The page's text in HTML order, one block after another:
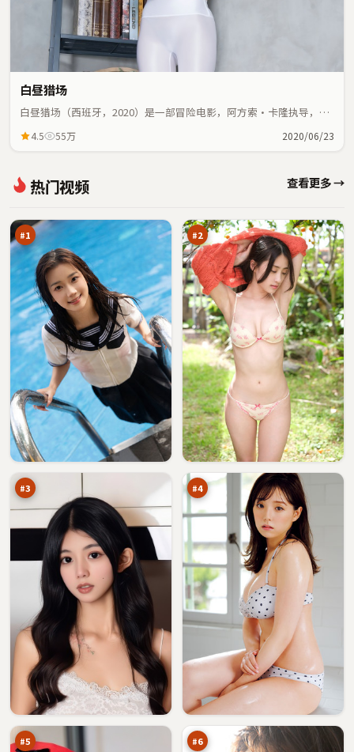
白昼猎场
白昼猎场（西班牙，2020）是一部冒险电影，阿方索·卡隆执导，梁
4.5 55万 2020/06/23
热门视频 查看更多 →
#1
港
追 98
#2
#3
最
后
笔
记
96
万
#4
钢
铁
夜
航
船
96
万
#5
令
95
万
#6
清
单
95
万